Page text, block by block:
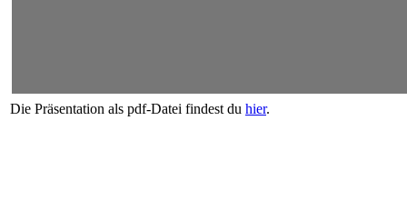
Die Präsentation als pdf-Datei findest du hier.